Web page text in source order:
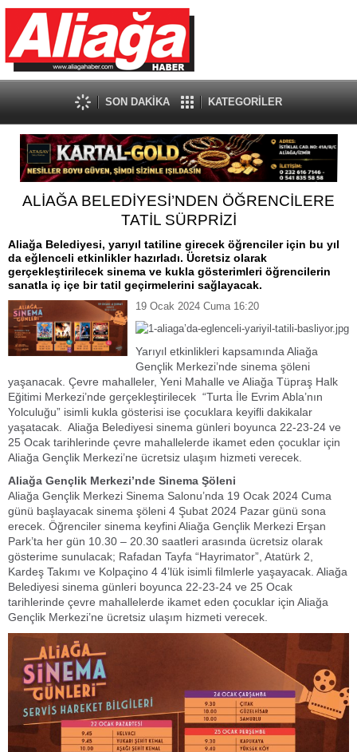
SON DAKİKA KATEGORİLER
ALİAĞA BELEDİYESİ’NDEN ÖĞRENCİLERE
TATİL SÜRPRİZİ
Aliağa Belediyesi, yarıyıl tatiline girecek öğrenciler için bu yıl
da eğlenceli etkinlikler hazırladı. Ücretsiz olarak
gerçekleştirilecek sinema ve kukla gösterimleri öğrencilerin
sanatla iç içe bir tatil geçirmelerini sağlayacak.
19 Ocak 2024 Cuma 16:20
Yarıyıl etkinlikleri kapsamında Aliağa
Gençlik Merkezi’nde sinema şöleni
yaşanacak. Çevre mahalleler, Yeni Mahalle ve Aliağa Tüpraş Halk
Eğitimi Merkezi’nde gerçekleştirilecek “Turta İle Evrim Abla’nın
Yolculuğu” isimli kukla gösterisi ise çocuklara keyifli dakikalar
yaşatacak. Aliağa Belediyesi sinema günleri boyunca 22-23-24 ve
25 Ocak tarihlerinde çevre mahallelerde ikamet eden çocuklar için
Aliağa Gençlik Merkezi’ne ücretsiz ulaşım hizmeti verecek.
Aliağa Gençlik Merkezi’nde Sinema Şöleni
Aliağa Gençlik Merkezi Sinema Salonu’nda 19 Ocak 2024 Cuma
günü başlayacak sinema şöleni 4 Şubat 2024 Pazar günü sona
erecek. Öğrenciler sinema keyfini Aliağa Gençlik Merkezi Erşan
Park’ta her gün 10.30 – 20.30 saatleri arasında ücretsiz olarak
gösterime sunulacak; Rafadan Tayfa “Hayrimator”, Atatürk 2,
Kardeş Takımı ve Kolpaçino 4 4’lük isimli filmlerle yaşayacak. Aliağa
Belediyesi sinema günleri boyunca 22-23-24 ve 25 Ocak
tarihlerinde çevre mahallelerde ikamet eden çocuklar için Aliağa
Gençlik Merkezi’ne ücretsiz ulaşım hizmeti verecek.